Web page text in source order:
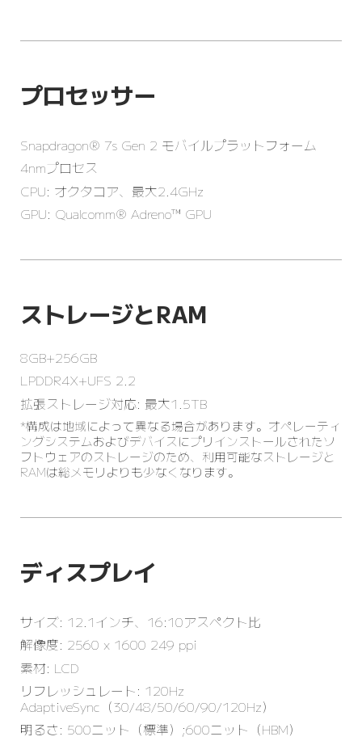
プロセッサー
Snapdragon® 7s Gen 2 モバイルプラットフォーム
4nmプロセス
CPU: オクタコア、最大2.4GHz
GPU: Qualcomm® Adreno™ GPU
ストレージとRAM
8GB+256GB
LPDDR4X+UFS 2.2
拡張ストレージ対応: 最大1.5TB
*構成は地域によって異なる場合があります。オペレーティ
ングシステムおよびデバイスにプリインストールされたソ
フトウェアのストレージのため、利用可能なストレージと
RAMは総メモリよりも少なくなります。
ディスプレイ
サイズ: 12.1インチ、16:10アスペクト比
解像度: 2560 x 1600 249 ppi
素材: LCD
リフレッシュレート: 120Hz
AdaptiveSync（30/48/50/60/90/120Hz）
明るさ: 500ニット（標準）；600ニット（HBM）